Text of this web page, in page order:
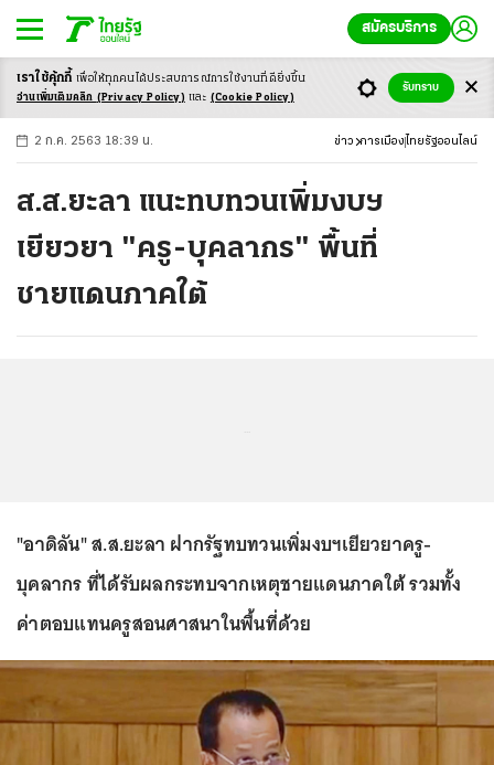
สมัครบริการ
-ก ก ก+
2 ก.ค. 2563 18:39 น. ข่าว การเมือง ไทยรัฐออนไลน์
ส.ส.ยะลา แนะทบทวนเพิ่มงบฯ
เยียวยา "ครู-บุคลากร" พื้นที่
ชายแดนภาคใต้
"อาดิลัน" ส.ส.ยะลา ฝากรัฐทบทวนเพิ่มงบฯเยียวยาครู-
บุคลากร ที่ได้รับผลกระทบจากเหตุชายแดนภาคใต้ รวมทั้ง
ค่าตอบแทนครูสอนศาสนาในพื้นที่ด้วย
เราใช้คุ้กกี้ เพื่อให้ทุกคนได้ประสบการณ์การใช้งานที่ดียิ่งขึ้น
อ่านเพิ่มเติมคลิก (Privacy Policy) และ (Cookie Policy)
รับทราบ